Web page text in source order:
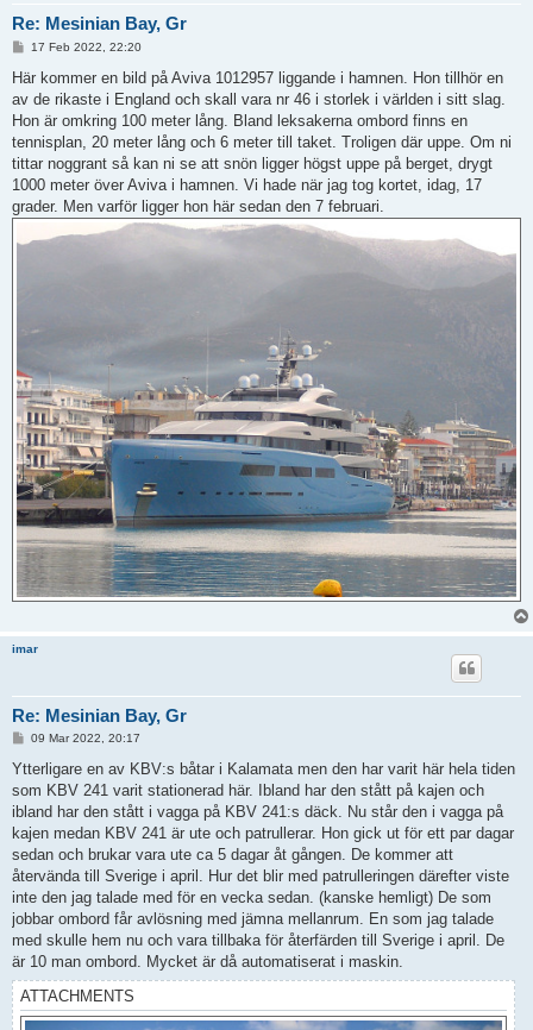
Re: Mesinian Bay, Gr
P
s
17 Feb 2022, 22:20
Här kommer en bild på Aviva 1012957 liggande i hamnen. Hon tillhör en
av de rikaste i England och skall vara nr 46 i storlek i världen i sitt slag.
Hon är omkring 100 meter lång. Bland leksakerna ombord finns en
tennisplan, 20 meter lång och 6 meter till taket. Troligen där uppe. Om ni
tittar noggrant så kan ni se att snön ligger högst uppe på berget, drygt
1000 meter över Aviva i hamnen. Vi hade när jag tog kortet, idag, 17
grader. Men varför ligger hon här sedan den 7 februari.
imar
Re: Mesinian Bay, Gr
P
s
09 Mar 2022, 20:17
Ytterligare en av KBV:s båtar i Kalamata men den har varit här hela tiden
som KBV 241 varit stationerad här. Ibland har den stått på kajen och
ibland har den stått i vagga på KBV 241:s däck. Nu står den i vagga på
kajen medan KBV 241 är ute och patrullerar. Hon gick ut för ett par dagar
sedan och brukar vara ute ca 5 dagar åt gången. De kommer att
återvända till Sverige i april. Hur det blir med patrulleringen därefter viste
inte den jag talade med för en vecka sedan. (kanske hemligt) De som
jobbar ombord får avlösning med jämna mellanrum. En som jag talade
med skulle hem nu och vara tillbaka för återfärden till Sverige i april. De
är 10 man ombord. Mycket är då automatiserat i maskin.
ATTACHMENTS